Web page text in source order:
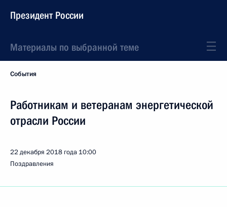
Президент России
Материалы по выбранной теме
События
Работникам и ветеранам энергетической
отрасли России
22 декабря 2018 года 10:00
Поздравления